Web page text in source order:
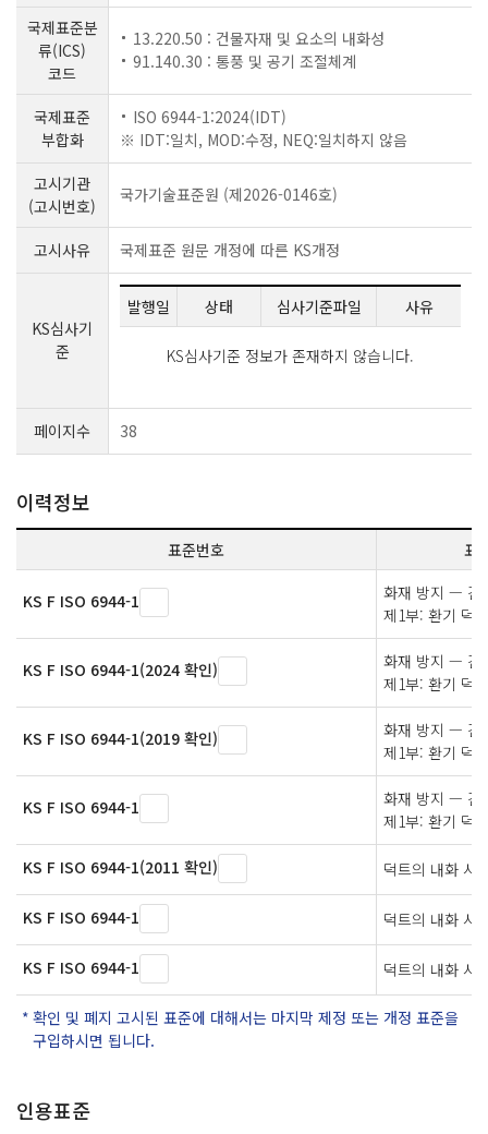
국제표준분
류(ICS)
코드
13.220.50 : 건물자재 및 요소의 내화성
91.140.30 : 통풍 및 공기 조절체계
국제표준
부합화
ISO 6944-1:2024(IDT)
※ IDT:일치, MOD:수정, NEQ:일치하지 않음
고시기관
(고시번호)
국가기술표준원 (제2026-0146호)
고시사유 국제표준 원문 개정에 따른 KS개정
KS심사기
준
발행일 상태 심사기준파일 사유
KS심사기준 정보가 존재하지 않습니다.
페이지수 38
이력정보
표준번호 표
KS F ISO 6944-1
화재 방지 — 건
제1부: 환기 덕트
KS F ISO 6944-1(2024 확인)
화재 방지 — 건
제1부: 환기 덕트
KS F ISO 6944-1(2019 확인)
화재 방지 — 건
제1부: 환기 덕트
KS F ISO 6944-1
화재 방지 — 건
제1부: 환기 덕트
KS F ISO 6944-1(2011 확인) 덕트의 내화 시
KS F ISO 6944-1 덕트의 내화 시
KS F ISO 6944-1 덕트의 내화 시
확인 및 폐지 고시된 표준에 대해서는 마지막 제정 또는 개정 표준을
구입하시면 됩니다.
인용표준